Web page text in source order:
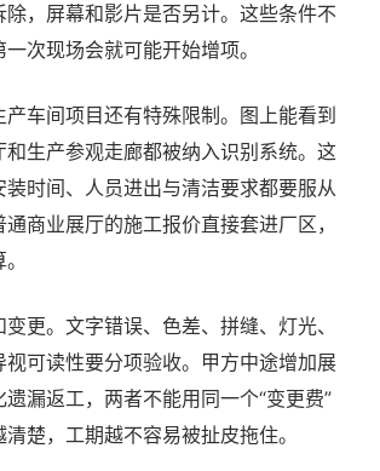
除，屏幕和影片是否另计。这些条件不
次现场会就可能开始增项。
车间项目还有特殊限制。图上能看到
和生产参观走廊都被纳入识别系统。这
装时间、人员进出与清洁要求都要服从
商业展厅的施工报价直接套进厂区，
更。文字错误、色差、拼缝、灯光、
视可读性要分项验收。甲方中途增加展
漏返工，两者不能用同一个“变更费”
楚，工期越不容易被扯皮拖住。